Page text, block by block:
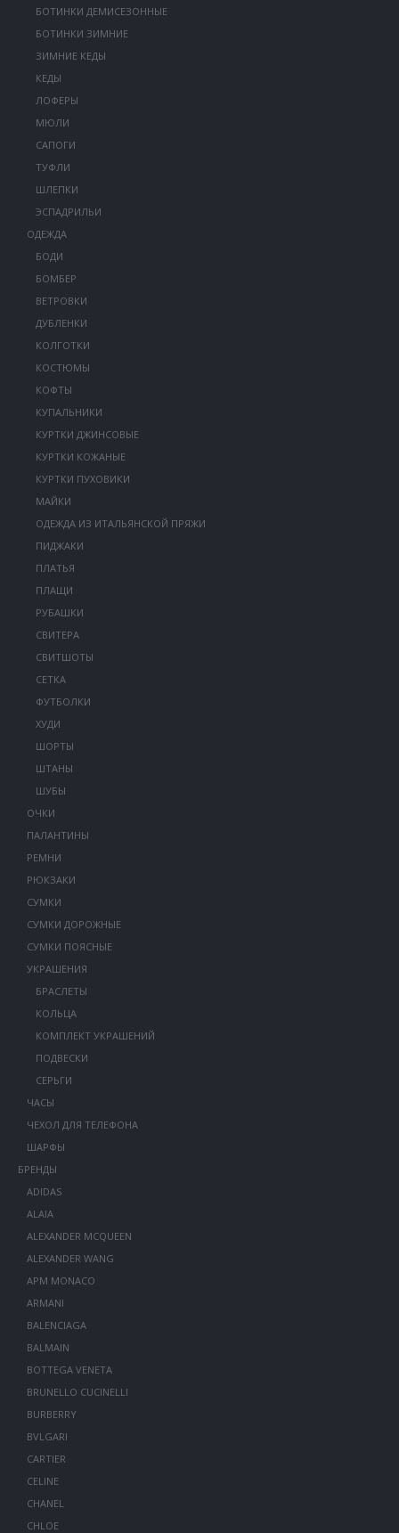
БОТИНКИ ДЕМИСЕЗОННЫЕ
БОТИНКИ ЗИМНИЕ
ЗИМНИЕ КЕДЫ
КЕДЫ
ЛОФЕРЫ
МЮЛИ
САПОГИ
ТУФЛИ
ШЛЕПКИ
ЭСПАДРИЛЬИ
ОДЕЖДА
БОДИ
БОМБЕР
ВЕТРОВКИ
ДУБЛЕНКИ
КОЛГОТКИ
КОСТЮМЫ
КОФТЫ
КУПАЛЬНИКИ
КУРТКИ ДЖИНСОВЫЕ
КУРТКИ КОЖАНЫЕ
КУРТКИ ПУХОВИКИ
МАЙКИ
ОДЕЖДА ИЗ ИТАЛЬЯНСКОЙ ПРЯЖИ
ПИДЖАКИ
ПЛАТЬЯ
ПЛАЩИ
РУБАШКИ
СВИТЕРА
СВИТШОТЫ
СЕТКА
ФУТБОЛКИ
ХУДИ
ШОРТЫ
ШТАНЫ
ШУБЫ
ОЧКИ
ПАЛАНТИНЫ
РЕМНИ
РЮКЗАКИ
СУМКИ
СУМКИ ДОРОЖНЫЕ
СУМКИ ПОЯСНЫЕ
УКРАШЕНИЯ
БРАСЛЕТЫ
КОЛЬЦА
КОМПЛЕКТ УКРАШЕНИЙ
ПОДВЕСКИ
СЕРЬГИ
ЧАСЫ
ЧЕХОЛ ДЛЯ ТЕЛЕФОНА
ШАРФЫ
БРЕНДЫ
ADIDAS
ALAIA
ALEXANDER MCQUEEN
ALEXANDER WANG
APM MONACO
ARMANI
BALENCIAGA
BALMAIN
BOTTEGA VENETA
BRUNELLO CUCINELLI
BURBERRY
BVLGARI
CARTIER
CELINE
CHANEL
CHLOE